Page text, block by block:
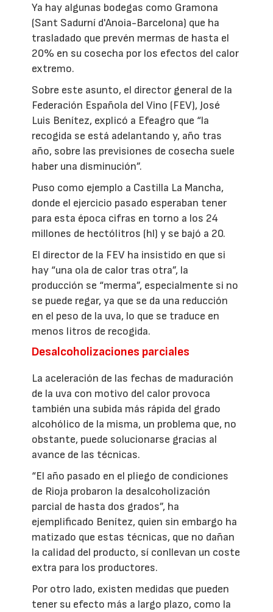
Ya hay algunas bodegas como Gramona
(Sant Sadurní d'Anoia-Barcelona) que ha
trasladado que prevén mermas de hasta el
20% en su cosecha por los efectos del calor
extremo.
Sobre este asunto, el director general de la
Federación Española del Vino (FEV), José
Luis Benítez, explicó a Efeagro que “la
recogida se está adelantando y, año tras
año, sobre las previsiones de cosecha suele
haber una disminución”.
Puso como ejemplo a Castilla La Mancha,
donde el ejercicio pasado esperaban tener
para esta época cifras en torno a los 24
millones de hectólitros (hl) y se bajó a 20.
El director de la FEV ha insistido en que si
hay “una ola de calor tras otra”, la
producción se “merma”, especialmente si no
se puede regar, ya que se da una reducción
en el peso de la uva, lo que se traduce en
menos litros de recogida.
Desalcoholizaciones parciales
La aceleración de las fechas de maduración
de la uva con motivo del calor provoca
también una subida más rápida del grado
alcohólico de la misma, un problema que, no
obstante, puede solucionarse gracias al
avance de las técnicas.
“El año pasado en el pliego de condiciones
de Rioja probaron la desalcoholización
parcial de hasta dos grados”, ha
ejemplificado Benítez, quien sin embargo ha
matizado que estas técnicas, que no dañan
la calidad del producto, sí conllevan un coste
extra para los productores.
Por otro lado, existen medidas que pueden
tener su efecto más a largo plazo, como la